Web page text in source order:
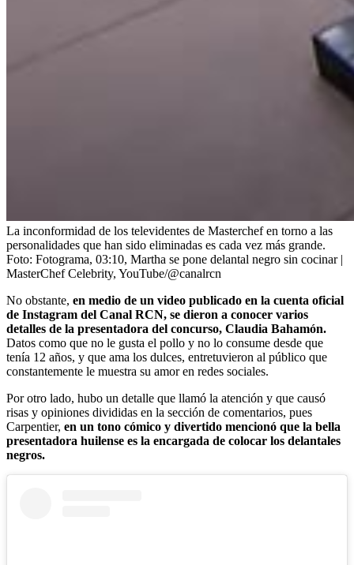
La inconformidad de los televidentes de Masterchef en torno a las
personalidades que han sido eliminadas es cada vez más grande.
Foto: Fotograma, 03:10, Martha se pone delantal negro sin cocinar |
MasterChef Celebrity, YouTube/@canalrcn
No obstante, en medio de un video publicado en la cuenta oficial
de Instagram del Canal RCN, se dieron a conocer varios
detalles de la presentadora del concurso, Claudia Bahamón.
Datos como que no le gusta el pollo y no lo consume desde que
tenía 12 años, y que ama los dulces, entretuvieron al público que
constantemente le muestra su amor en redes sociales.
Por otro lado, hubo un detalle que llamó la atención y que causó
risas y opiniones divididas en la sección de comentarios, pues
Carpentier, en un tono cómico y divertido mencionó que la bella
presentadora huilense es la encargada de colocar los delantales
negros.